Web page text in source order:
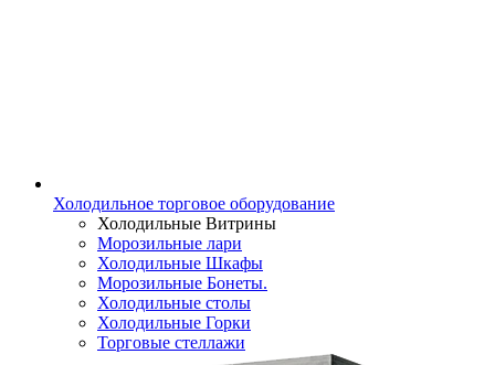
Холодильное торговое оборудование
Холодильные Витрины
Морозильные лари
Холодильные Шкафы
Морозильные Бонеты.
Холодильные столы
Холодильные Горки
Торговые стеллажи